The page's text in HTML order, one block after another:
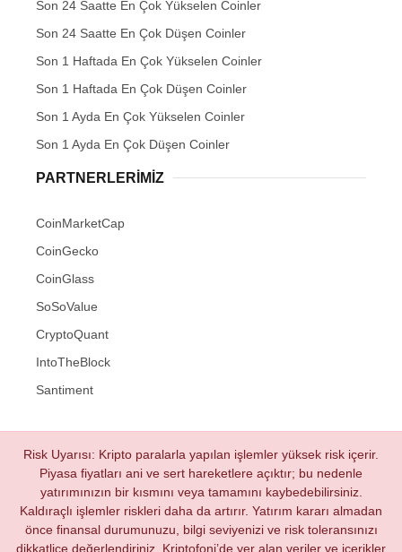
Son 24 Saatte En Çok Yükselen Coinler
Son 24 Saatte En Çok Düşen Coinler
Son 1 Haftada En Çok Yükselen Coinler
Son 1 Haftada En Çok Düşen Coinler
Son 1 Ayda En Çok Yükselen Coinler
Son 1 Ayda En Çok Düşen Coinler
PARTNERLERIMIZ
CoinMarketCap
CoinGecko
CoinGlass
SoSoValue
CryptoQuant
IntoTheBlock
Santiment
Risk Uyarısı: Kripto paralarla yapılan işlemler yüksek risk içerir.
Piyasa fiyatları ani ve sert hareketlere açıktır; bu nedenle
yatırımınızın bir kısmını veya tamamını kaybedebilirsiniz.
Kaldıraçlı işlemler riskleri daha da artırır. Yatırım kararı almadan
önce finansal durumunuzu, bilgi seviyenizi ve risk toleransınızı
dikkatlice değerlendiriniz. Kriptofoni’de yer alan veriler ve içerikler